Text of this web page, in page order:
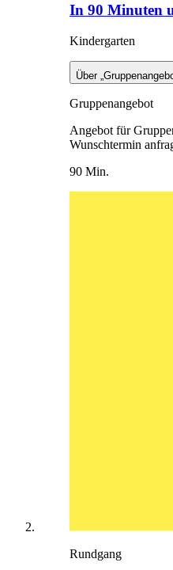
In 90 Minuten
Kindergarten
Über
Gruppenangebot
Angebot für
Wunschtermin
90 Min.
Rundgang